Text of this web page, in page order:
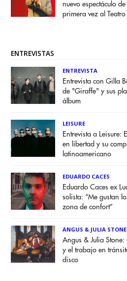
nuevo espectáculo
primera vez al Teatro
ENTREVISTAS
ENTREVISTA
Entrevista con Gilla
de "Giraffe" y sus
álbum
LEISURE
Entrevista a Leisure:
en libertad y su
latinoamericano
EDUARDO CACES
Eduardo Caces ex
solista: “Me gustan
zona de confort”
ANGUS & JULIA STONE
Angus & Julia
y el trabajo en
disco